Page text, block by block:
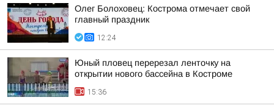
Олег Болоховец: Кострома отмечает свой
главный праздник
12:24
Юный пловец перерезал ленточку на
открытии нового бассейна в Костроме
15:36